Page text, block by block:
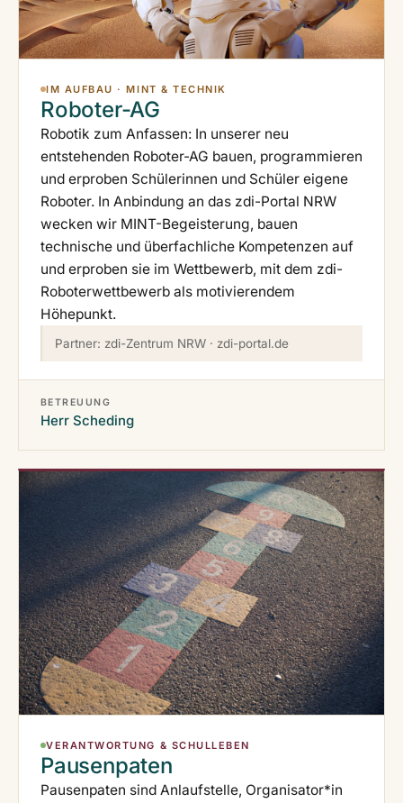
IM AUFBAU · MINT & TECHNIK
Roboter-AG
Robotik zum Anfassen: In unserer neu
entstehenden Roboter-AG bauen, programmieren
und erproben Schülerinnen und Schüler eigene
Roboter. In Anbindung an das zdi-Portal NRW
wecken wir MINT-Begeisterung, bauen
technische und überfachliche Kompetenzen auf
und erproben sie im Wettbewerb, mit dem zdi-
Roboterwettbewerb als motivierendem
Höhepunkt.
Partner: zdi-Zentrum NRW · zdi-portal.de
BETREUUNG
Herr Scheding
VERANTWORTUNG & SCHULLEBEN
Pausenpaten
Pausenpaten sind Anlaufstelle, Organisator*in